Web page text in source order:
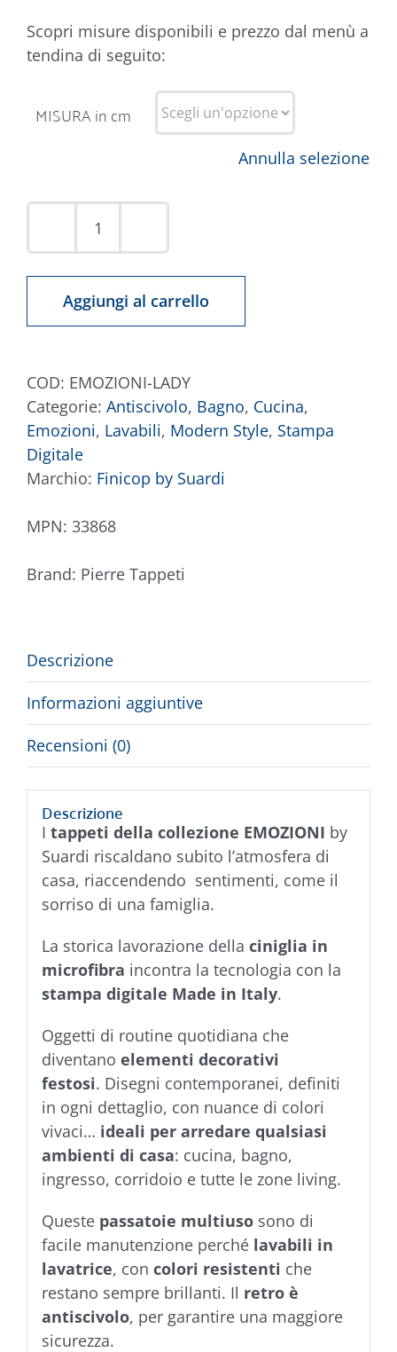
Scopri misure disponibili e prezzo dal menù a
tendina di seguito:
MISURA in cm
Annulla selezione
Tappeto
quantità
Aggiungi al carrello
COD: EMOZIONI-LADY
Categorie: Antiscivolo, Bagno, Cucina,
Emozioni, Lavabili, Modern Style, Stampa
Digitale
Marchio: Finicop by Suardi
MPN: 33868
Brand: Pierre Tappeti
Descrizione
Informazioni aggiuntive
Recensioni (0)
Descrizione
I tappeti della collezione EMOZIONI by
Suardi riscaldano subito l’atmosfera di
casa, riaccendendo sentimenti, come il
sorriso di una famiglia.
La storica lavorazione della ciniglia in
microfibra incontra la tecnologia con la
stampa digitale Made in Italy.
Oggetti di routine quotidiana che
diventano elementi decorativi
festosi. Disegni contemporanei, definiti
in ogni dettaglio, con nuance di colori
vivaci… ideali per arredare qualsiasi
ambienti di casa: cucina, bagno,
ingresso, corridoio e tutte le zone living.
Queste passatoie multiusosono di
facile manutenzione perchélavabili in
lavatrice, con colori resistenti che
restano sempre brillanti. Il retro è
antiscivolo, per garantire una maggiore
sicurezza.